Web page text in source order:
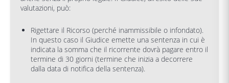
valutazioni, può:
Rigettare il Ricorso (perché inammissibile o infondato).
In questo caso il Giudice emette una sentenza in cui è
indicata la somma che il ricorrente dovrà pagare entro il
termine di 30 giorni (termine che inizia a decorrere
dalla data di notifica della sentenza).